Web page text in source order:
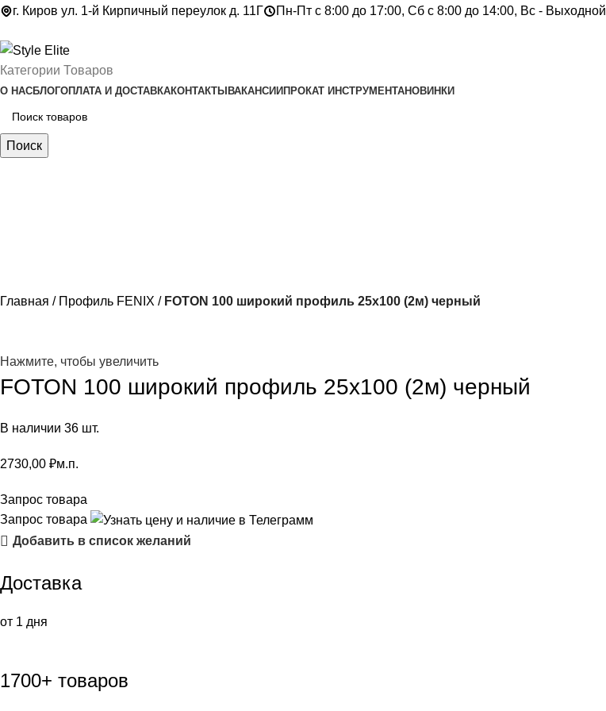
г. Киров ул. 1-й Кирпичный переулок д. 11Г Пн-Пт с 8:00 до 17:00, Сб с 8:00 до 14:00, Вс - Выходной
Категории Товаров
О НАСБЛОГОПЛАТА И ДОСТАВКАКОНТАКТЫ ВАКАНСИИ ПРОКАТ ИНСТРУМЕНТАНОВИНКИ
Поиск
Главная Профиль FENIX FOTON 100 широкий профиль 25х100 (2м) черный
Нажмите, чтобы увеличить
FOTON 100 широкий профиль 25х100 (2м) черный
В наличии 36 шт.
2730,00 ₽м.п.
Запрос товара
Запрос товара
Добавить в список желаний
Доставка
от 1 дня
1700+ товаров